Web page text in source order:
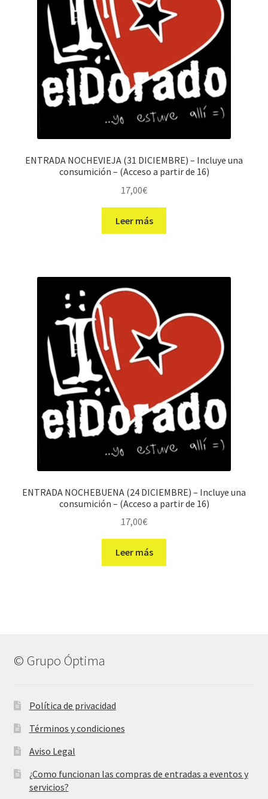
ENTRADA NOCHEVIEJA (31 DICIEMBRE) – Incluye una
consumición – (Acceso a partir de 16)
17,00€
Leer más
ENTRADA NOCHEBUENA (24 DICIEMBRE) – Incluye una
consumición – (Acceso a partir de 16)
17,00€
Leer más
© Grupo Óptima
Política de privacidad
Términos y condiciones
Aviso Legal
¿Como funcionan las compras de entradas a eventos y
servicios?